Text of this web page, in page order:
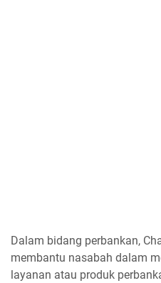
Dalam bidang perbankan,
membantu nasabah dalam
layanan atau produk